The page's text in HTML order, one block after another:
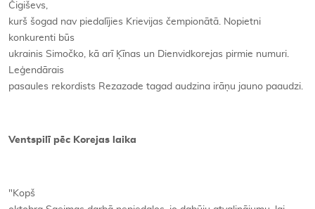
Čigiševs,
kurš šogad nav piedalījies Krievijas čempionātā. Nopietni
konkurenti būs
ukrainis Simočko, kā arī Ķīnas un Dienvidkorejas pirmie numuri.
Leģendārais
pasaules rekordists Rezazade tagad audzina irāņu jauno paaudzi.
Ventspilī pēc Korejas laika
"Kopš